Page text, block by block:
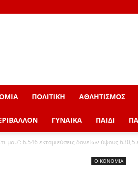
ΠΟΛΙΤΙΚΗ ΑΘΛΗΤΙΣΜΟΣ
ΓΥΝΑΙΚΑ ΠΑΙΔΙ
μου”: 6.546 εκταμιεύσεις δανείων ύψους 630,5
ΟΙΚΟΝΟΜΙΑ